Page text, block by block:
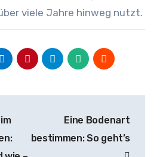
viele Jahre hinweg nutzt.
Eine Bodenart
bestimmen: So geht’s